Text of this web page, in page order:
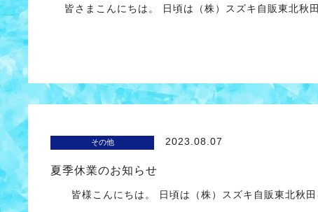
皆さまこんにちは。 日頃は（株）スズキ自販東北秋
その他 2023.08.07
夏季休業のお知らせ
皆様こんにちは。 日頃は（株）スズキ自販東北秋田